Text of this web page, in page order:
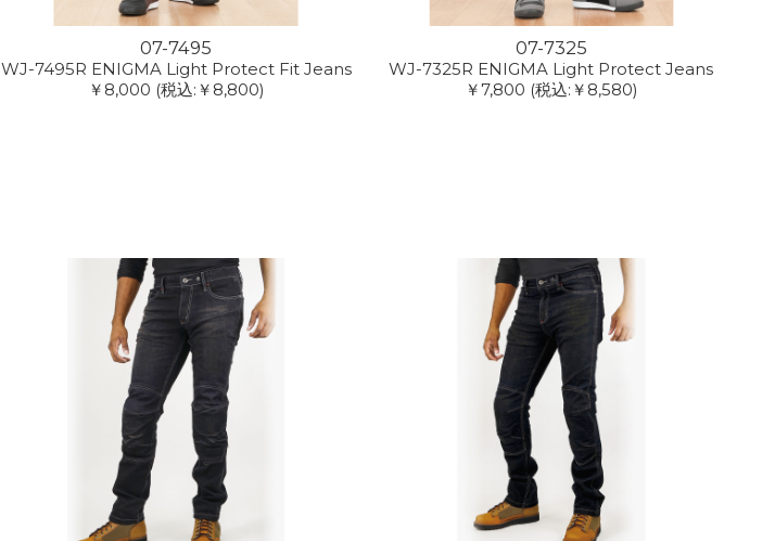
07-7495
WJ-7495R ENIGMA Light Protect Fit Jeans
￥8,000 (税込:￥8,800)
07-7325
WJ-7325R ENIGMA Light Protect Jeans
￥7,800 (税込:￥8,580)